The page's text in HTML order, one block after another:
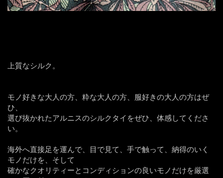
上質なシルク。
モノ好きな大人の方、粋な大人の方、服好きの大人の方はぜ
ひ、
選び抜かれたアルニスのシルクタイをぜひ、体感してくださ
い。
海外へ直接足を運んで、目で見て、手で触って、納得のいく
モノだけを、そして
確かなクオリティーとコンディションの良いモノだけを厳選